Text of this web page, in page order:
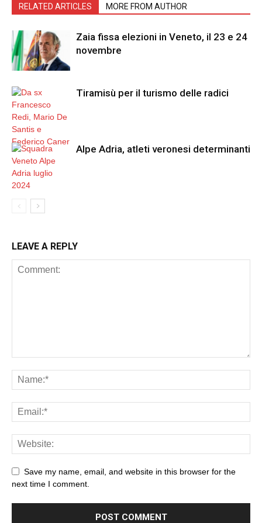
RELATED ARTICLES MORE FROM AUTHOR
Zaia fissa elezioni in Veneto, il 23 e 24
novembre
Tiramisù per il turismo delle radici
Alpe Adria, atleti veronesi determinanti
LEAVE A REPLY
Save my name, email, and website in this browser for the
next time I comment.